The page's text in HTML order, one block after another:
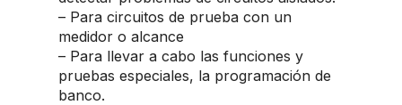
– Para circuitos de prueba con un
medidor o alcance
– Para llevar a cabo las funciones y
pruebas especiales, la programación de
banco.